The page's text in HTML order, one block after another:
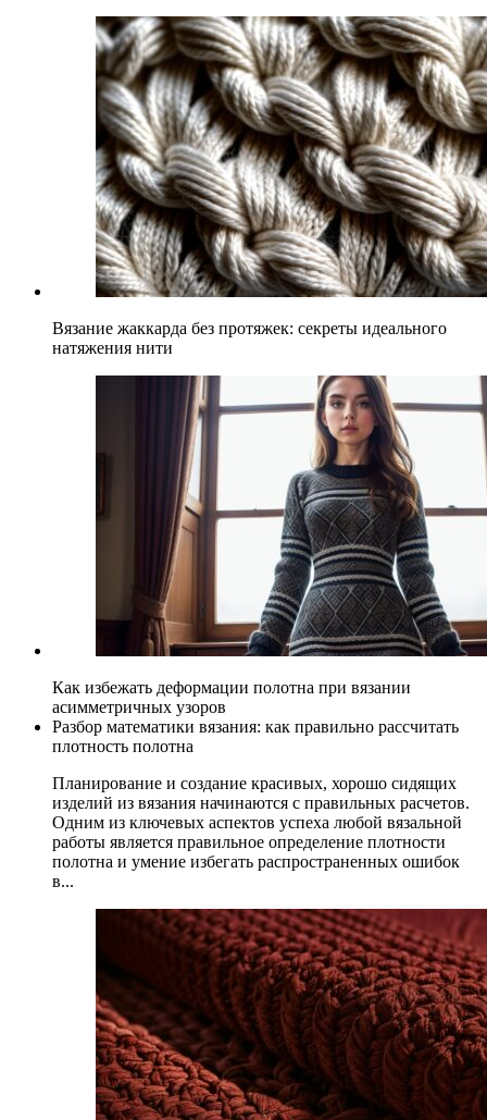
Вязание жаккарда без протяжек: секреты идеального
натяжения нити
Как избежать деформации полотна при вязании
асимметричных узоров
Разбор математики вязания: как правильно рассчитать
плотность полотна
Планирование и создание красивых, хорошо сидящих
изделий из вязания начинаются с правильных расчетов.
Одним из ключевых аспектов успеха любой вязальной
работы является правильное определение плотности
полотна и умение избегать распространенных ошибок
в...